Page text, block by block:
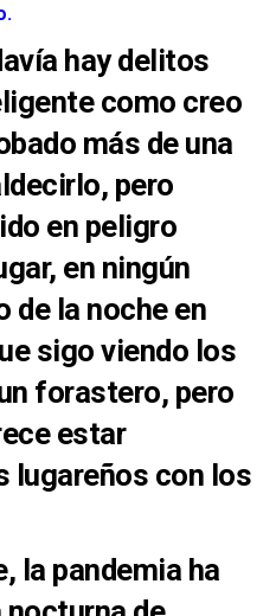
hay delitos
como creo
más de una
pero
en peligro
en ningún
de la noche en
sigo viendo los
forastero, pero
estar
lugareños con los
la pandemia ha